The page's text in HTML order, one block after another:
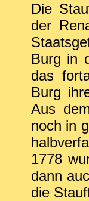
Die
der
Burg in
das
Burg
Aus
noch in
1778
dann
die